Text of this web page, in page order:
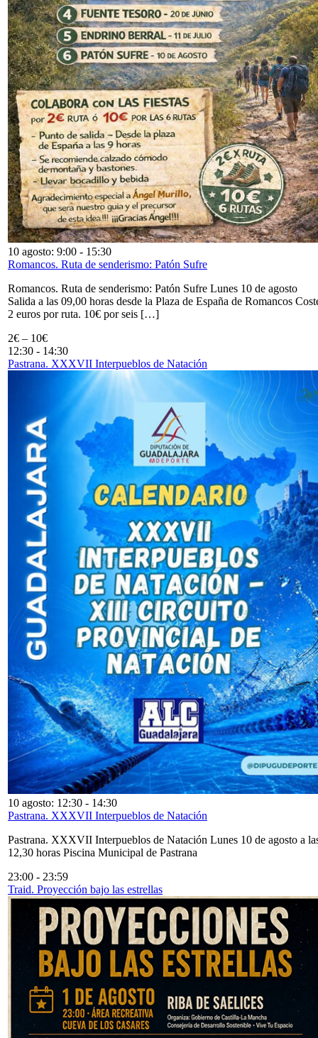
10 agosto: 9:00 - 15:30
Romancos. Ruta de senderismo: Patón Sufre
Romancos. Ruta de senderismo: Patón Sufre Lunes 10 de agosto
Salida a las 09,00 horas desde la Plaza de España de Romancos
2 euros por ruta. 10€ por seis […]
2€ – 10€
12:30 - 14:30
Pastrana. XXXVII Interpueblos de Natación
10 agosto: 12:30 - 14:30
Pastrana. XXXVII Interpueblos de Natación
Pastrana. XXXVII Interpueblos de Natación Lunes 10 de agosto a
12,30 horas Piscina Municipal de Pastrana
23:00 - 23:59
Traid. Proyección bajo las estrellas